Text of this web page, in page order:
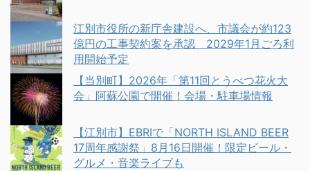
江別市役所の新庁舎建設へ、市議会が約123
億円の工事契約案を承認 2029年1月ごろ利
用開始予定
【当別町】2026年「第11回とうべつ花火大
会」阿蘇公園で開催！会場・駐車場情報
【江別市】EBRIで「NORTH ISLAND BEER
17周年感謝祭」8月16日開催！限定ビール・
グルメ・音楽ライブも